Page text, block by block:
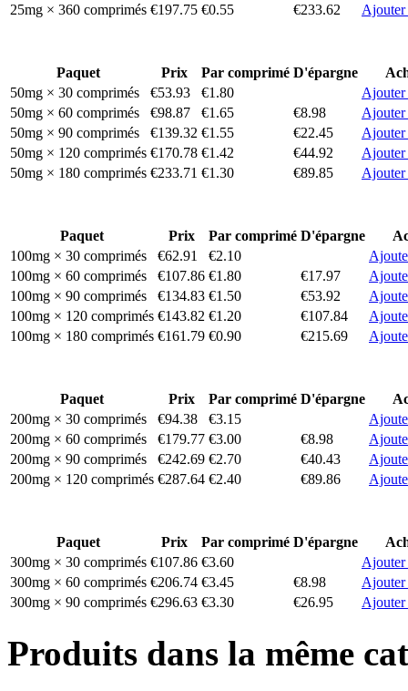
25mg × 360 comprimés €197.75 €0.55 €233.62 Ajouter
Paquet Prix Par comprimé D'épargne
50mg × 30 comprimés
€53.93 €1.80
Ajouter
50mg × 60 comprimés
€98.87 €1.65 €8.98
Ajouter
50mg × 90 comprimés
€139.32 €1.55 €22.45
Ajouter
50mg × 120 comprimés €170.78 €1.42 €44.92
Ajouter
50mg × 180 comprimés €233.71 €1.30 €89.85 Ajouter
Paquet Prix Par comprimé D'épargne
100mg × 30 comprimés
€62.91 €2.10
100mg × 60 comprimés
€107.86 €1.80 €17.97
100mg × 90 comprimés
€134.83 €1.50 €53.92
100mg × 120 comprimés €143.82 €1.20 €107.84
100mg × 180 comprimés €161.79 €0.90 €215.69
Paquet Prix Par comprimé D'épargne
200mg × 30 comprimés
€94.38 €3.15
200mg × 60 comprimés
€179.77 €3.00 €8.98
200mg × 90 comprimés
€242.69 €2.70 €40.43
200mg × 120 comprimés €287.64 €2.40 €89.86
Paquet Prix Par comprimé D'épargne
300mg × 30 comprimés €107.86 €3.60
Ajouter
300mg × 60 comprimés €206.74 €3.45 €8.98
Ajouter
300mg × 90 comprimés €296.63 €3.30 €26.95 Ajouter
Produits dans la même